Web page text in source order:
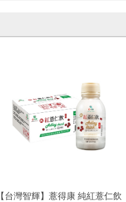
【台灣智輝】薏得康 純紅薏仁飲